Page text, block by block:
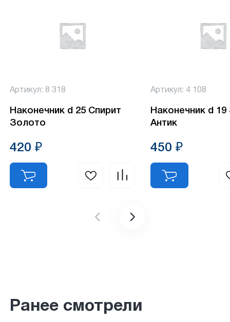
Артикул: 8 318
Наконечник d 25 Спирит
Золото
420 ₽
Артикул: 4 108
Наконечник d
Антик
450 ₽
Ранее смотрели